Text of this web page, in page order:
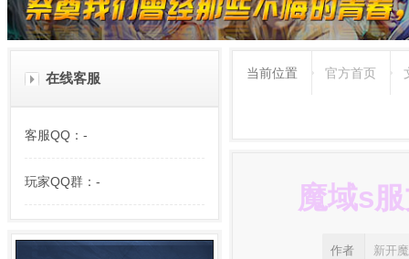
在线客服
客服QQ：-
玩家QQ群：-
当前位置 官方首页
魔域s
作者 新开